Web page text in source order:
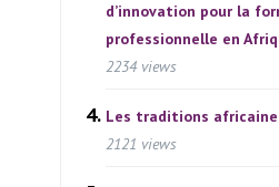
d’innovation pour la
professionnelle en
2234 views
Les traditions
2121 views